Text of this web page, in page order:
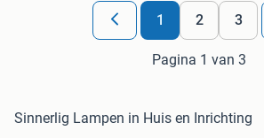
1 2 3
Pagina 1 van 3
Sinnerlig Lampen in Huis en Inrichting